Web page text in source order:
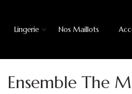
Lingerie Nos Maillots
Ensemble The